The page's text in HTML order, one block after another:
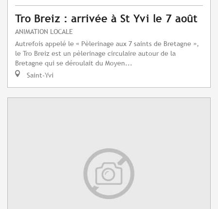
Tro Breiz : arrivée à St Yvi le 7 août
ANIMATION LOCALE
Autrefois appelé le « Pèlerinage aux 7 saints de Bretagne »,
le Tro Breiz est un pèlerinage circulaire autour de la
Bretagne qui se déroulait du Moyen...
Saint-Yvi